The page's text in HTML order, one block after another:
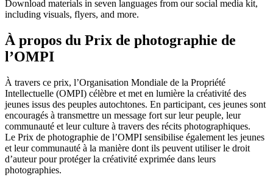
Download materials in seven languages from our social media kit,
including visuals, flyers, and more.
À propos du Prix de photographie de
l’OMPI
À travers ce prix, l’Organisation Mondiale de la Propriété
Intellectuelle (OMPI) célèbre et met en lumière la créativité des
jeunes issus des peuples autochtones. En participant, ces jeunes sont
encouragés à transmettre un message fort sur leur peuple, leur
communauté et leur culture à travers des récits photographiques.
Le Prix de photographie de l’OMPI sensibilise également les jeunes
et leur communauté à la manière dont ils peuvent utiliser le droit
d’auteur pour protéger la créativité exprimée dans leurs
photographies.